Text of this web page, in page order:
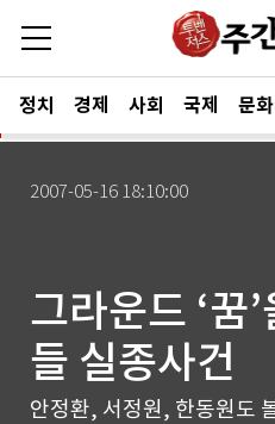
정치 경제 사회 국제 문
2007-05-16 18:10:00
그라운드 ‘꿈
들 실종사건
안정환, 서정원, 한동원도